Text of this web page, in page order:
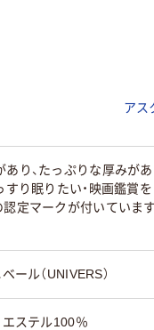
アス
り、たっぷりな厚みが
り眠りたい・映画鑑賞
定マークが付いていま
ール（UNIVERS）
エステル100％